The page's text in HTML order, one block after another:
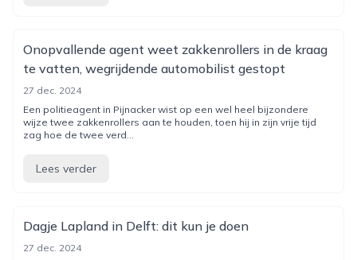
Onopvallende agent weet zakkenrollers in de kraag
te vatten, wegrijdende automobilist gestopt
27 dec. 2024
Een politieagent in Pijnacker wist op een wel heel bijzondere
wijze twee zakkenrollers aan te houden, toen hij in zijn vrije tijd
zag hoe de twee verd...
Lees verder
Dagje Lapland in Delft: dit kun je doen
27 dec. 2024